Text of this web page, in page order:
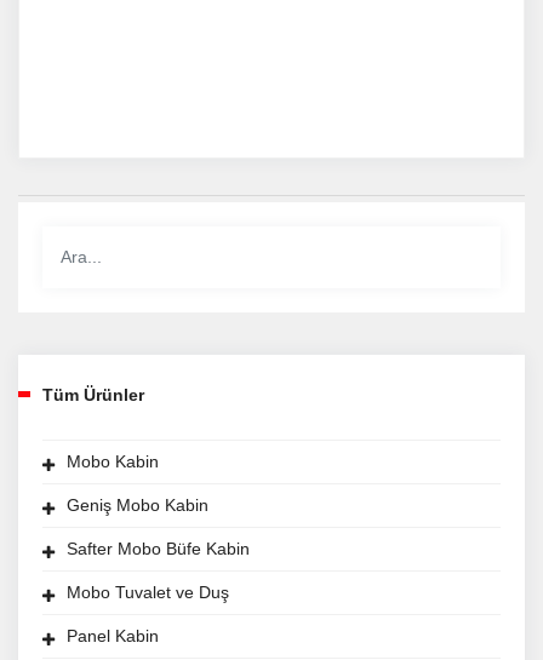
Tüm Ürünler
Mobo Kabin
Geniş Mobo Kabin
Safter Mobo Büfe Kabin
Mobo Tuvalet ve Duş
Panel Kabin